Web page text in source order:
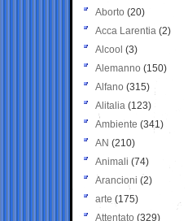
Aborto (20)
Acca Larentia (2)
Alcool (3)
Alemanno (150)
Alfano (315)
Alitalia (123)
Ambiente (341)
AN (210)
Animali (74)
Arancioni (2)
arte (175)
Attentato (329)